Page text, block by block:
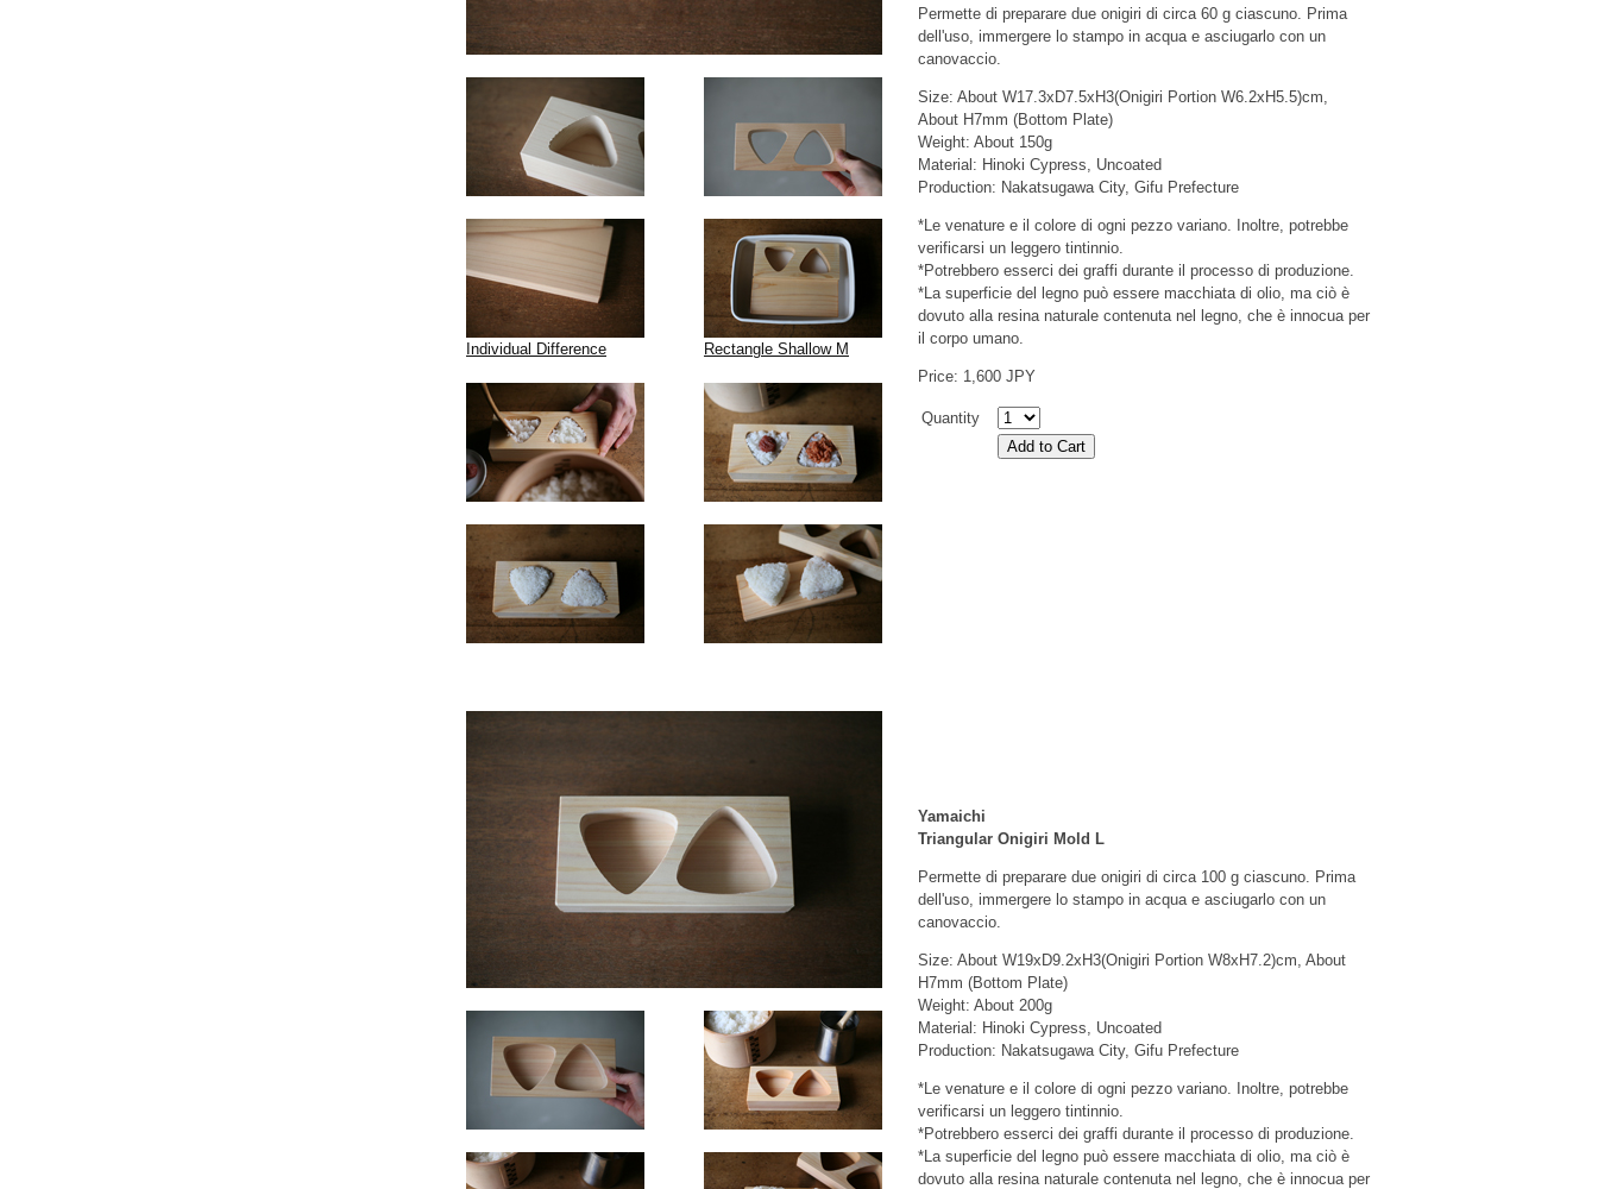
Individual Difference Rectangle Shallow M
Permette di preparare due onigiri di circa 60 g ciascuno. Prima
dell'uso, immergere lo stampo in acqua e asciugarlo con un
canovaccio.
Size: About W17.3xD7.5xH3(Onigiri Portion W6.2xH5.5)cm,
About H7mm (Bottom Plate)
Weight: About 150g
Material: Hinoki Cypress, Uncoated
Production: Nakatsugawa City, Gifu Prefecture
*Le venature e il colore di ogni pezzo variano. Inoltre, potrebbe
verificarsi un leggero tintinnio.
*Potrebbero esserci dei graffi durante il processo di produzione.
*La superficie del legno può essere macchiata di olio, ma ciò è
dovuto alla resina naturale contenuta nel legno, che è innocua per
il corpo umano.
Price: 1,600 JPY
Quantity
Yamaichi
Triangular Onigiri Mold L
Permette di preparare due onigiri di circa 100 g ciascuno. Prima
dell'uso, immergere lo stampo in acqua e asciugarlo con un
canovaccio.
Size: About W19xD9.2xH3(Onigiri Portion W8xH7.2)cm, About
H7mm (Bottom Plate)
Weight: About 200g
Material: Hinoki Cypress, Uncoated
Production: Nakatsugawa City, Gifu Prefecture
*Le venature e il colore di ogni pezzo variano. Inoltre, potrebbe
verificarsi un leggero tintinnio.
*Potrebbero esserci dei graffi durante il processo di produzione.
*La superficie del legno può essere macchiata di olio, ma ciò è
dovuto alla resina naturale contenuta nel legno, che è innocua per